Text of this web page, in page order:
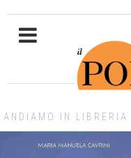
ANDIAMO IN LIBRERIA